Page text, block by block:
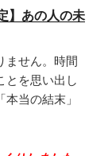
】あの人の未
ません。時間
とを思い出し
当の結末」